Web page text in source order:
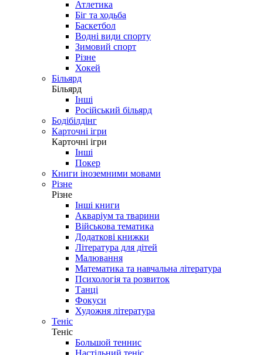
Атлетика
Біг та ходьба
Баскетбол
Водні види спорту
Зимовий спорт
Різне
Хокей
Більярд
Більярд
Інші
Російський більярд
Бодібілдінг
Карточні ігри
Карточні ігри
Інші
Покер
Книги іноземними мовами
Різне
Різне
Інші книги
Акваріум та тварини
Військова тематика
Додаткові книжки
Література для дітей
Малювання
Математика та навчальна література
Психологія та розвиток
Танці
Фокуси
Художня література
Теніс
Теніс
Большой теннис
Настільний теніс